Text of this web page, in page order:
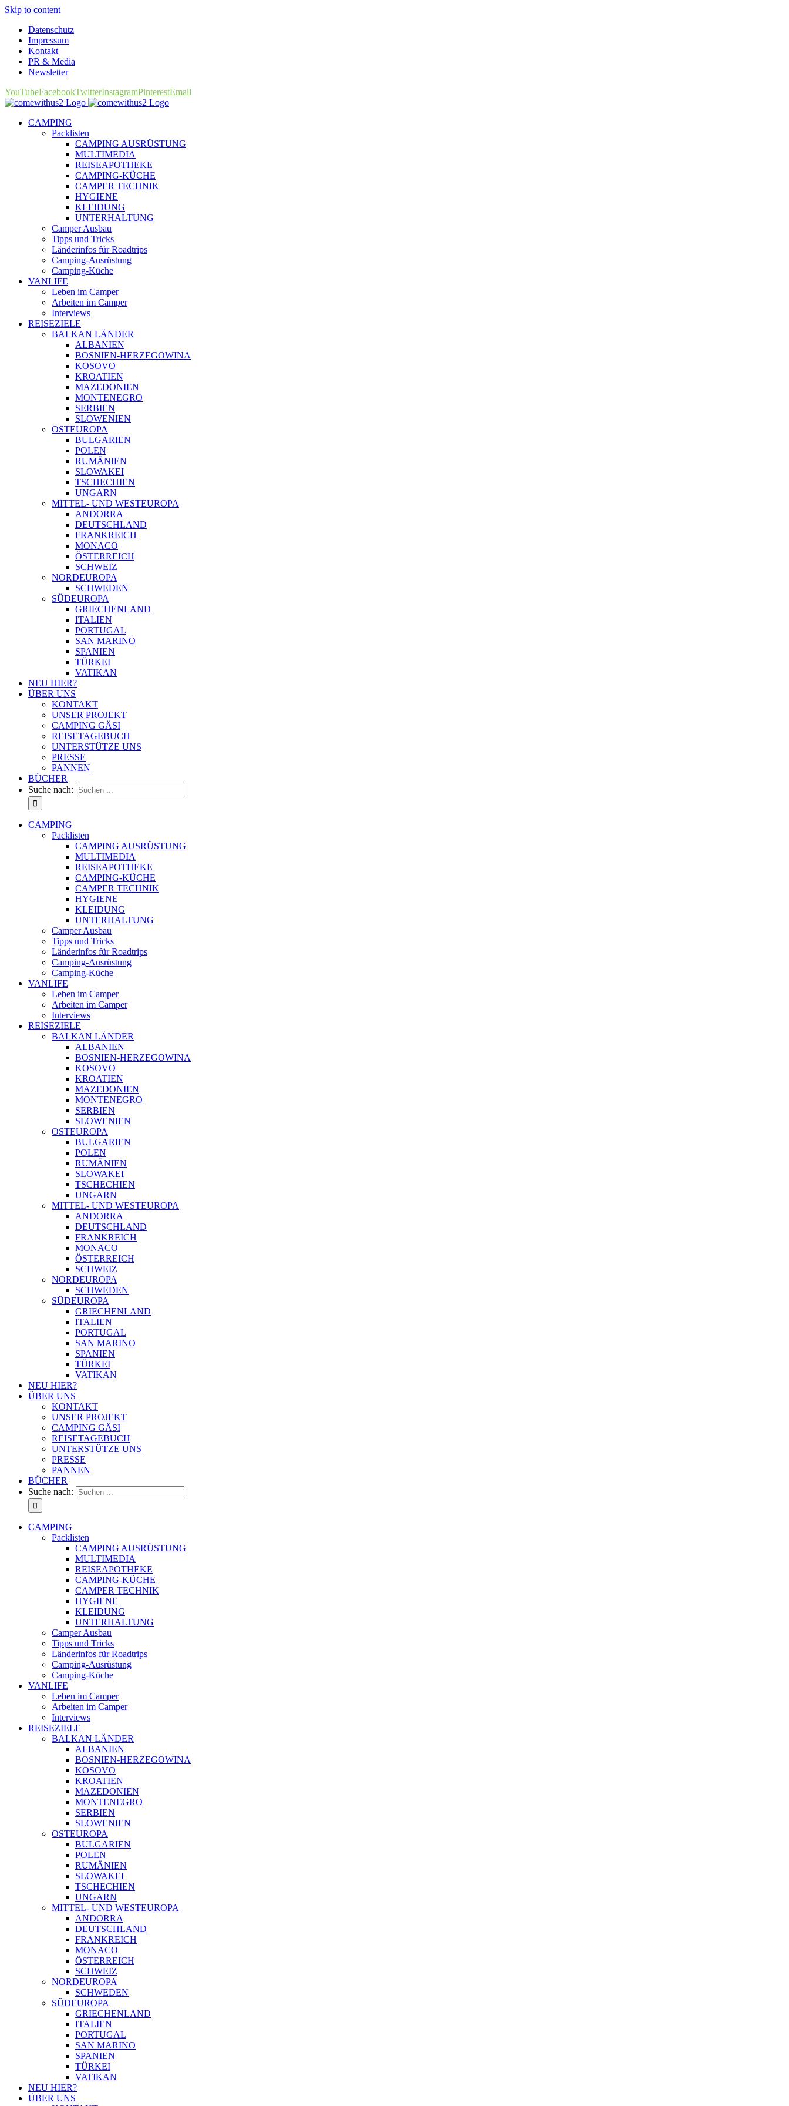
Skip to content
Datenschutz
Impressum
Kontakt
PR & Media
Newsletter
YouTubeFacebookTwitterInstagramPinterestEmail
CAMPING
Packlisten
CAMPING AUSRÜSTUNG
MULTIMEDIA
REISEAPOTHEKE
CAMPING-KÜCHE
CAMPER TECHNIK
HYGIENE
KLEIDUNG
UNTERHALTUNG
Camper Ausbau
Tipps und Tricks
Länderinfos für Roadtrips
Camping-Ausrüstung
Camping-Küche
VANLIFE
Leben im Camper
Arbeiten im Camper
Interviews
REISEZIELE
BALKAN LÄNDER
ALBANIEN
BOSNIEN-HERZEGOWINA
KOSOVO
KROATIEN
MAZEDONIEN
MONTENEGRO
SERBIEN
SLOWENIEN
OSTEUROPA
BULGARIEN
POLEN
RUMÄNIEN
SLOWAKEI
TSCHECHIEN
UNGARN
MITTEL- UND WESTEUROPA
ANDORRA
DEUTSCHLAND
FRANKREICH
MONACO
ÖSTERREICH
SCHWEIZ
NORDEUROPA
SCHWEDEN
SÜDEUROPA
GRIECHENLAND
ITALIEN
PORTUGAL
SAN MARINO
SPANIEN
TÜRKEI
VATIKAN
NEU HIER?
ÜBER UNS
KONTAKT
UNSER PROJEKT
CAMPING GÄSI
REISETAGEBUCH
UNTERSTÜTZE UNS
PRESSE
PANNEN
BÜCHER
Suche nach:
CAMPING
Packlisten
CAMPING AUSRÜSTUNG
MULTIMEDIA
REISEAPOTHEKE
CAMPING-KÜCHE
CAMPER TECHNIK
HYGIENE
KLEIDUNG
UNTERHALTUNG
Camper Ausbau
Tipps und Tricks
Länderinfos für Roadtrips
Camping-Ausrüstung
Camping-Küche
VANLIFE
Leben im Camper
Arbeiten im Camper
Interviews
REISEZIELE
BALKAN LÄNDER
ALBANIEN
BOSNIEN-HERZEGOWINA
KOSOVO
KROATIEN
MAZEDONIEN
MONTENEGRO
SERBIEN
SLOWENIEN
OSTEUROPA
BULGARIEN
POLEN
RUMÄNIEN
SLOWAKEI
TSCHECHIEN
UNGARN
MITTEL- UND WESTEUROPA
ANDORRA
DEUTSCHLAND
FRANKREICH
MONACO
ÖSTERREICH
SCHWEIZ
NORDEUROPA
SCHWEDEN
SÜDEUROPA
GRIECHENLAND
ITALIEN
PORTUGAL
SAN MARINO
SPANIEN
TÜRKEI
VATIKAN
NEU HIER?
ÜBER UNS
KONTAKT
UNSER PROJEKT
CAMPING GÄSI
REISETAGEBUCH
UNTERSTÜTZE UNS
PRESSE
PANNEN
BÜCHER
Suche nach:
CAMPING
Packlisten
CAMPING AUSRÜSTUNG
MULTIMEDIA
REISEAPOTHEKE
CAMPING-KÜCHE
CAMPER TECHNIK
HYGIENE
KLEIDUNG
UNTERHALTUNG
Camper Ausbau
Tipps und Tricks
Länderinfos für Roadtrips
Camping-Ausrüstung
Camping-Küche
VANLIFE
Leben im Camper
Arbeiten im Camper
Interviews
REISEZIELE
BALKAN LÄNDER
ALBANIEN
BOSNIEN-HERZEGOWINA
KOSOVO
KROATIEN
MAZEDONIEN
MONTENEGRO
SERBIEN
SLOWENIEN
OSTEUROPA
BULGARIEN
POLEN
RUMÄNIEN
SLOWAKEI
TSCHECHIEN
UNGARN
MITTEL- UND WESTEUROPA
ANDORRA
DEUTSCHLAND
FRANKREICH
MONACO
ÖSTERREICH
SCHWEIZ
NORDEUROPA
SCHWEDEN
SÜDEUROPA
GRIECHENLAND
ITALIEN
PORTUGAL
SAN MARINO
SPANIEN
TÜRKEI
VATIKAN
NEU HIER?
ÜBER UNS